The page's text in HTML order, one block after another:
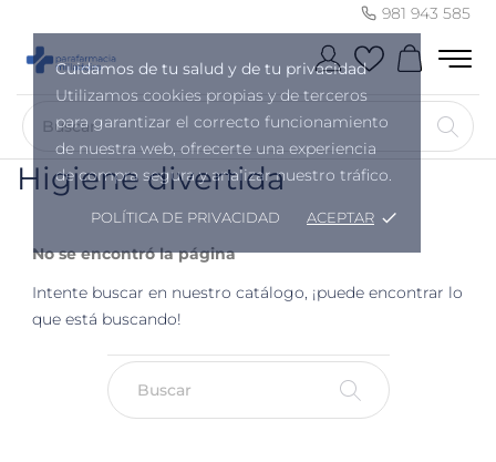
Cuidamos de tu salud y de tu privacidad
Utilizamos cookies propias y de terceros
para garantizar el correcto funcionamiento
de nuestra web, ofrecerte una experiencia
de compra segura y analizar nuestro tráfico.
POLÍTICA DE PRIVACIDAD ACEPTAR done
981 943 585
Higiene divertida
No se encontró la página
Intente buscar en nuestro catálogo, ¡puede encontrar lo
que está buscando!